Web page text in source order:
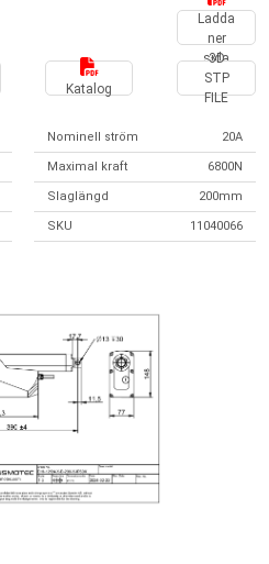
Ladda
ner
sida
Katalog
3D
STP
FILE
Nominell ström 20A
Maximal kraft 6800N
Slaglängd 200mm
SKU 11040066